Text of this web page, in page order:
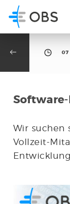
07
Wir suchen
Vollzeit-
Entwicklung